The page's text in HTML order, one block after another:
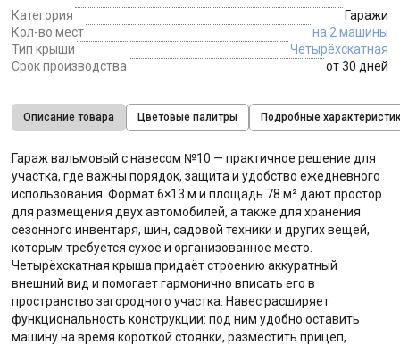
Категория
Гаражи
Кол-во мест
на 2 машины
Тип крыши
Четырёхскатная
Срок производства
от 30 дней
Описание товара Цветовые палитры Подробные
Гараж вальмовый с навесом №10 — практичное решение для
участка, где важны порядок, защита и удобство ежедневного
использования. Формат 6×13 м и площадь 78 м² дают простор
для размещения двух автомобилей, а также для хранения
сезонного инвентаря, шин, садовой техники и других вещей,
которым требуется сухое и организованное место.
Четырёхскатная крыша придаёт строению аккуратный
внешний вид и помогает гармонично вписать его в
пространство загородного участка. Навес расширяет
функциональность конструкции: под ним удобно оставить
машину на время короткой стоянки, разместить прицеп,